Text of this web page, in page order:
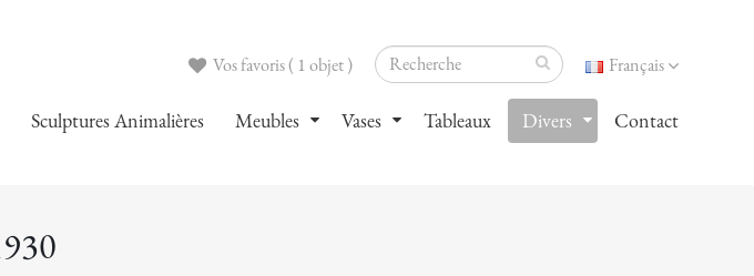
Français
Vos favoris ( 1 objet )
Sculptures Animalières Meubles Vases Tableaux Divers Contact